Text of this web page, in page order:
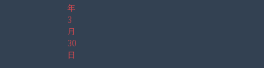
年
3
月
30
日